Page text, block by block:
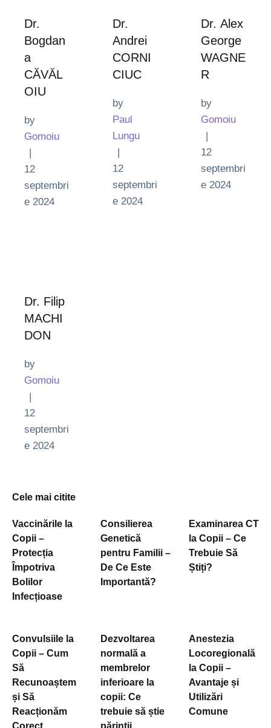
Dr.
Bogdan
a
CĂVĂL
OIU
by
Gomoiu
12
septembri
e 2024
Dr.
Andrei
CORNI
CIUC
by
Paul
Lungu
12
septembri
e 2024
Dr. Alex
George
WAGNE
R
by
Gomoiu
12
septembri
e 2024
Dr. Filip
MACHI
DON
by
Gomoiu
12
septembri
e 2024
Cele mai citite
Vaccinările la
Copii –
Protecția
Împotriva
Bolilor
Infecțioase
Consilierea
Genetică
pentru Familii –
De Ce Este
Importantă?
Examinarea CT
la Copii – Ce
Trebuie Să
Știți?
Convulsiile la
Copii – Cum
Să
Recunoaștem
și Să
Reacționăm
Dezvoltarea
normală a
membrelor
inferioare la
copii: Ce
trebuie să știe
Anestezia
Locoregională
la Copii –
Avantaje și
Utilizări
Comune